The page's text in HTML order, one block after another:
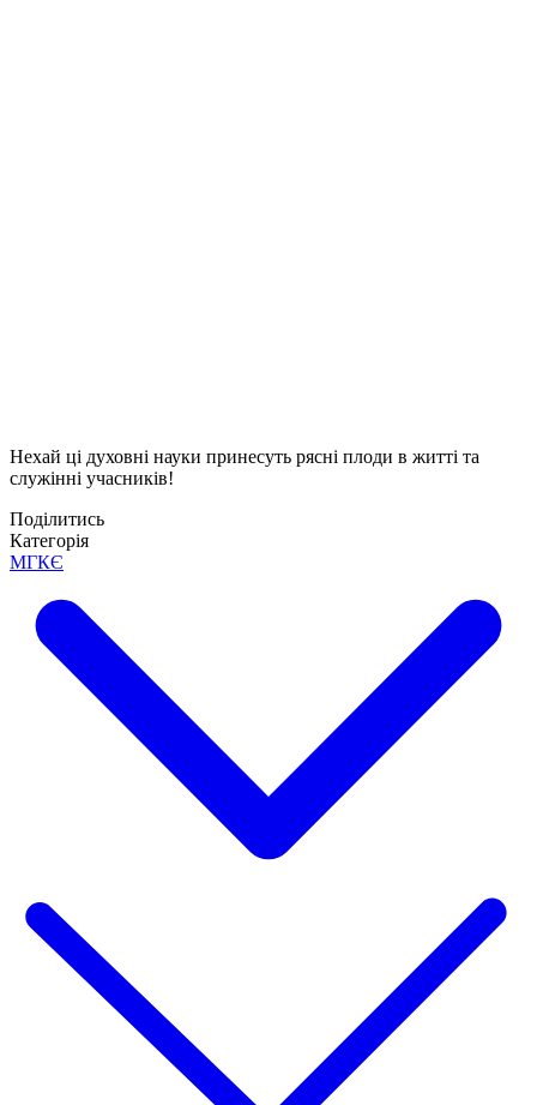
Нехай ці духовні науки принесуть рясні плоди в житті та
служінні учасників!
Поділитись
Категорія
МГКЄ